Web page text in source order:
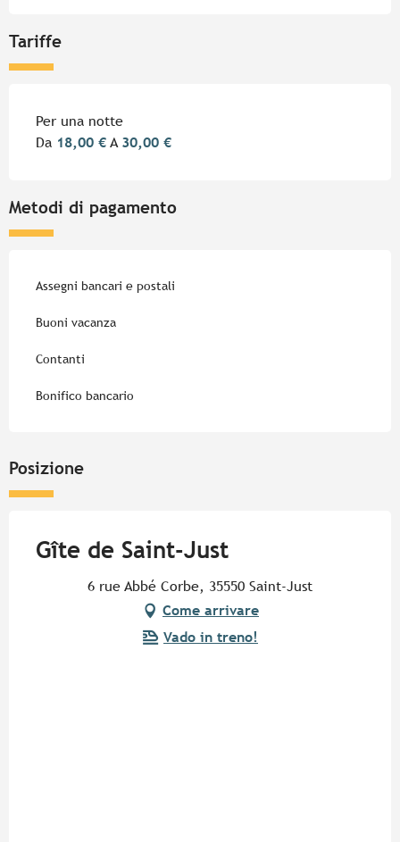
Tariffe
Tariffe 2026
Per una notte
Da 18,00 € A 30,00 €
Metodi di pagamento
Assegni bancari e postali
Buoni vacanza
Contanti
Bonifico bancario
Posizione
Gîte de Saint-Just
6 rue Abbé Corbe, 35550 Saint-Just
Come arrivare
Vado in treno!